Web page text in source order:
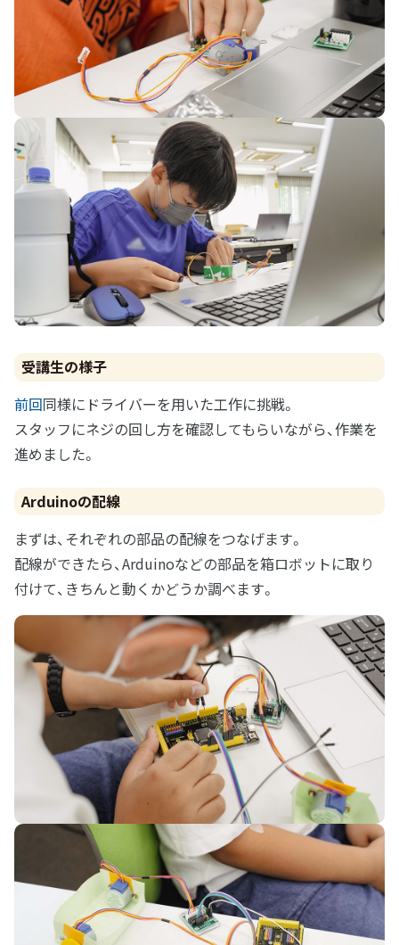
受講生の様子
前回同様にドライバーを用いた工作に挑戦。
スタッフにネジの回し方を確認してもらいながら、作業を
進めました。
Arduinoの配線
まずは、それぞれの部品の配線をつなげます。
配線ができたら、Arduinoなどの部品を箱ロボットに取り
付けて、きちんと動くかどうか調べます。